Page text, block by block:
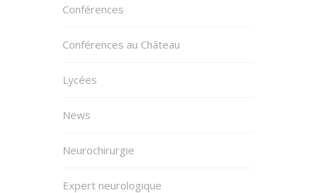
Conférences
Conférences au Château
Lycées
News
Neurochirurgie
Expert neurologique